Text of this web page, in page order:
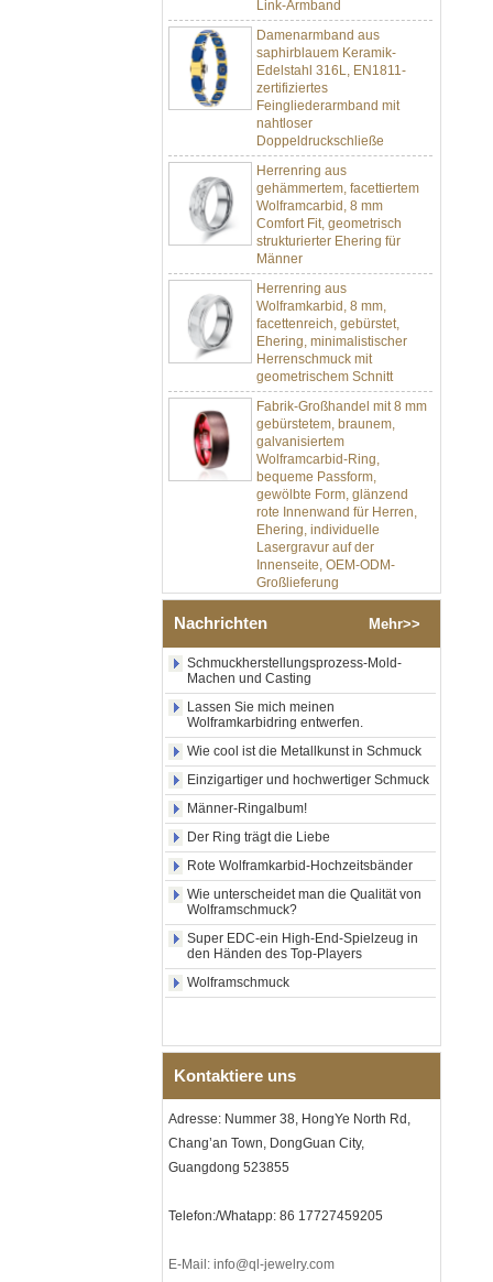
Damenarmband aus
saphirblauem Keramik-
Edelstahl 316L, EN1811-
zertifiziertes
Feingliederarmband mit
nahtloser
Doppeldruckschließe
Herrenring aus
gehämmertem, facettiertem
Wolframcarbid, 8 mm
Comfort Fit, geometrisch
strukturierter Ehering für
Männer
Herrenring aus
Wolframkarbid, 8 mm,
facettenreich, gebürstet,
Ehering, minimalistischer
Herrenschmuck mit
geometrischem Schnitt
Fabrik-Großhandel mit 8 mm
gebürstetem, braunem,
galvanisiertem
Wolframcarbid-Ring,
bequeme Passform,
gewölbte Form, glänzend
rote Innenwand für Herren,
Ehering, individuelle
Lasergravur auf der
Innenseite, OEM-ODM-
Großlieferung
Fabrikgroßhandel mit 8 mm
Wolframkarbid-Ring,
zentraler Einlage aus
zerkleinertem blauem Opal
mit synthetischem
Malachitstreifen, Herren-
Ehering, individuelle innere
Lasergravur, OEM-ODM-
Großlieferung
Fabrikgroßhandel mit
schwarzem, poliertem,
quadratischem Siegelring
aus Wolframkarbid,
Holzeinlage mit Abalone-
Muschel-Kreuzmuster,
religiöser Statement-Ring für
Männer, individuelle
Innengravur, OEM-ODM-
Großlieferung
Fabrikgroßhandel mit 8 mm
roségoldenem,
Gitarrensaite und Crushed
Themen-Ehering für Männer,
kundenspezifische innere
Lasergravur, OEM-ODM-
Herren-I-Links-Armband aus
316L-Doppeldruck-
Germaniumstein-Therapie-
Nachrichten Mehr>>
Schmuckherstellungsprozess-Mold-
Machen und Casting
Lassen Sie mich meinen
Wolframkarbidring entwerfen.
Wie cool ist die Metallkunst in Schmuck
Einzigartiger und hochwertiger Schmuck
Männer-Ringalbum!
Der Ring trägt die Liebe
Rote Wolframkarbid-Hochzeitsbänder
Wie unterscheidet man die Qualität von
Wolframschmuck?
Super EDC-ein High-End-Spielzeug in
den Händen des Top-Players
Wolframschmuck
Kontaktiere uns
Adresse: Nummer 38, HongYe North Rd,
Chang’an Town, DongGuan City,
Guangdong 523855
Telefon:/Whatapp: 86 17727459205
E-Mail: info@ql-jewelry.com